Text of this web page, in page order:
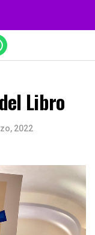
Libro
2022